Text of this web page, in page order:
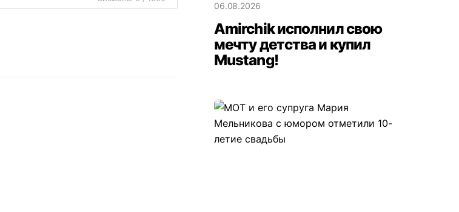
06.08.2026
Amirchik исполнил свою
мечту детства и купил
Mustang!